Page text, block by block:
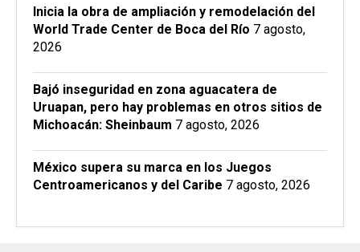
Inicia la obra de ampliación y remodelación del
World Trade Center de Boca del Río 7 agosto,
2026
Bajó inseguridad en zona aguacatera de
Uruapan, pero hay problemas en otros sitios de
Michoacán: Sheinbaum 7 agosto, 2026
México supera su marca en los Juegos
Centroamericanos y del Caribe 7 agosto, 2026